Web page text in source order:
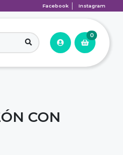
Facebook Instagram
0
CON